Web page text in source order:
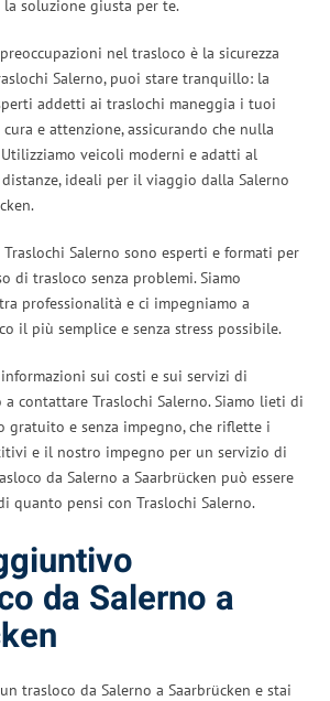
la soluzione giusta per te.
nel trasloco è la sicurezza
Salerno, puoi stare tranquillo: la
addetti ai traslochi maneggia i tuoi
e attenzione, assicurando che nulla
veicoli moderni e adatti al
ideali per il viaggio dalla Salerno
Salerno sono esperti e formati per
di trasloco senza problemi. Siamo
professionalità e ci impegniamo a
il più semplice e senza stress possibile.
sui costi e sui servizi di
contattare Traslochi Salerno. Siamo lieti di
e senza impegno, che riflette i
e il nostro impegno per un servizio di
da Salerno a Saarbrücken può essere
quanto pensi con Traslochi Salerno.
da Salerno a
trasloco da Salerno a Saarbrücken e stai